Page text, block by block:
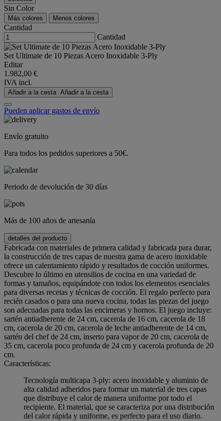
Sin Color
Más colores Menos colores
Cantidad
Cantidad
Set Ultimate de 10 Piezas Acero Inoxidable 3-Ply
Editar
1.982,00 €
IVA incl.
Añadir a la cesta Añadir a la cesta
Pueden aplicar gastos de envío
Envío gratuito
Para todos los pedidos superiores a 50€.
Periodo de devolución de 30 días
Más de 100 años de artesanía
detalles del producto
Fabricada con materiales de primera calidad y fabricada para durar,
la construcción de tres capas de nuestra gama de acero inoxidable
ofrece un calentamiento rápido y resultados de cocción uniformes.
Descubre lo último en utensilios de cocina en una variedad de
formas y tamaños, equipándote con todos los elementos esenciales
para diversas recetas y técnicas de cocción. El regalo perfecto para
recién casados o para una nueva cocina, todas las piezas del juego
son adecuadas para todas las encimeras y hornos. El juego incluye:
sartén antiadherente de 24 cm, cacerola de 16 cm, cacerola de 18
cm, cacerola de 20 cm, cacerola de leche antiadherente de 14 cm,
sartén del chef de 24 cm, inserto para vapor de 20 cm, cacerola de
35 cm, cacerola poco profunda de 24 cm y cacerola profunda de 20
cm.
Características:
Tecnología multicapa 3-ply: acero inoxidable y aluminio de
alta calidad adheridos para formar un material de tres capas
que distribuye el calor de manera uniforme por todo el
recipiente. El material, que se caracteriza por una distribución
del calor rápida y uniforme, es perfecto para el uso diario.